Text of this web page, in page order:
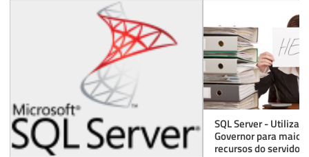
SQL Server -
Governor para
recursos do servidor